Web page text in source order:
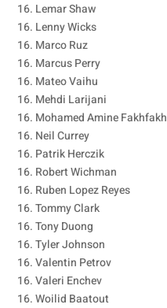
16. Lemar Shaw
16. Lenny Wicks
16. Marco Ruz
16. Marcus Perry
16. Mateo Vaihu
16. Mehdi Larijani
16. Mohamed Amine Fakhfakh
16. Neil Currey
16. Patrik Herczik
16. Robert Wichman
16. Ruben Lopez Reyes
16. Tommy Clark
16. Tony Duong
16. Tyler Johnson
16. Valentin Petrov
16. Valeri Enchev
16. Woilid Baatout